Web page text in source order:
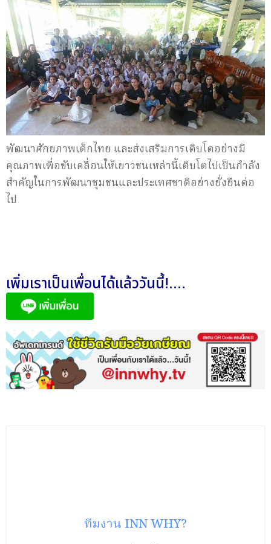
พัฒนาศักยภาพเด็กไทย และส่งเสริมการเติบโตอย่างมี
คุณภาพเพื่อขับเคลื่อนให้เยาวชนเหล่านี้เติบโตไปเป็นกำลัง
สำคัญในการพัฒนาชุมชนและประเทศชาติอย่างยั่งยืนต่อ
ไป
เพิ่มเราเป็นเพื่อนได้แล้ววันนี้!....
ทีมงาน INN WHY?